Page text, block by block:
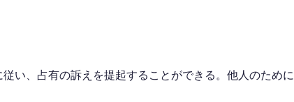
い、占有の訴えを提起することができる。他人のために